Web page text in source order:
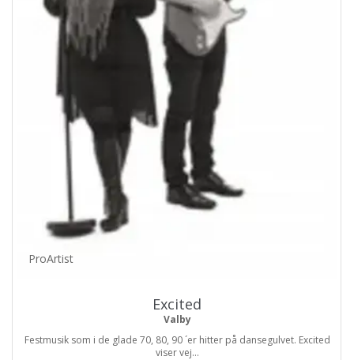
ProArtist
Excited
Valby
Festmusik som i de glade 70, 80, 90 ´er hitter på dansegulvet. Excited
viser vej...